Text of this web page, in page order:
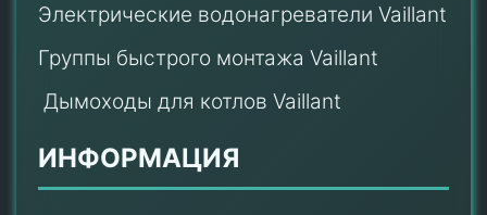
Электрические водонагреватели Vaillant
Группы быстрого монтажа Vaillant
Дымоходы для котлов Vaillant
ИНФОРМАЦИЯ